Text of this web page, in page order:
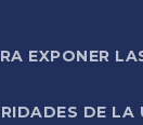
EXPONER
DE LA